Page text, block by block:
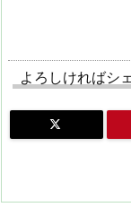
よろしければシ